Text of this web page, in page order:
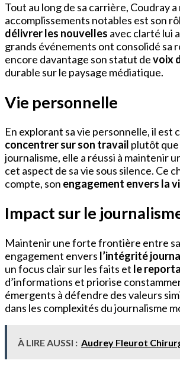
Tout au long de sa carrière, Coudray a
accomplissements notables est son
délivrer les nouvelles avec clarté lui
grands événements ont consolidé sa
encore davantage son statut devoix
durable sur le paysage médiatique.
Vie personnelle
En explorant sa vie personnelle, il est
concentrer sur son travail plutôt que
journalisme, elle a réussi à maintenir
cet aspect de sa vie sous silence. Ce
compte, son engagement envers la
Impact sur le
Maintenir une forte frontière entre sa
engagement envers l’intégrité
un focus clair sur les faits et le
d’informations et priorise
émergents à défendre des valeurs
dans les complexités du journalisme
À LIRE AUSSI : Audrey Fleurot